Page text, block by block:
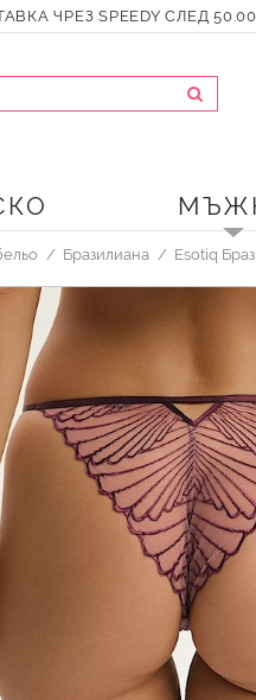
ЧРЕЗ SPEEDY СЛЕД
Бразилиана Esotiq